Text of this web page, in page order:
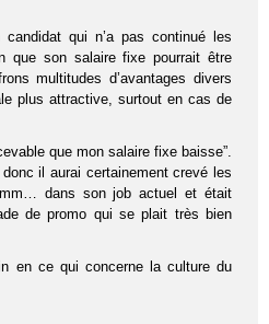
qui n’a pas continué les
que son salaire fixe pourrait être
multitudes d’avantages divers
plus attractive, surtout en cas de
que mon salaire fixe baisse”.
il aurai certainement crevé les
dans son job actuel et était
de promo qui se plait très bien
en ce qui concerne la culture du